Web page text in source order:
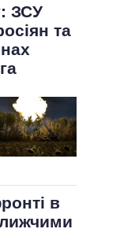
ЗСУ
та
в